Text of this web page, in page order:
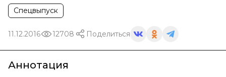
Спецвыпуск
11.12.2016 12708 Поделиться
Аннотация